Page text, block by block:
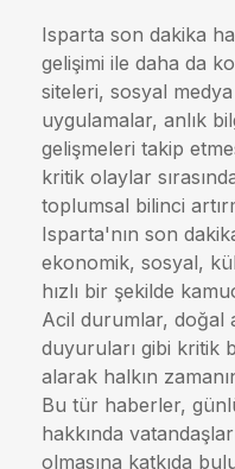
Isparta son dakika
gelişimi ile daha da
siteleri, sosyal
uygulamalar, anlık
gelişmeleri takip
kritik olaylar
toplumsal bilinci
Isparta'nın son
ekonomik, sosyal,
hızlı bir şekilde
Acil durumlar, doğal
duyuruları gibi kritik
alarak halkın
Bu tür haberler,
hakkında
olmasına katkıda